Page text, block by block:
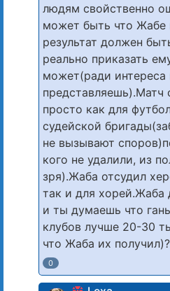
людям свойственно
может быть что Жабе
результат должен
реально приказать
может(ради интереса
представляешь).Матч
просто как для
судейской
не вызывают
кого не удалили, из
зря).Жаба отсудил
так и для хорей.Жаба
и ты думаешь что
клубов лучше 20-30
что Жаба их получил)?
0